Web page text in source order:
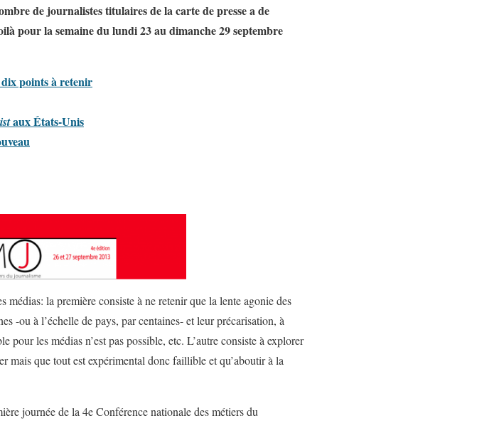
de journalistes titulaires de la carte de presse a de
pour la semaine du lundi 23 au dimanche 29 septembre
points à retenir
aux États-Unis
la première consiste à ne retenir que la lente agonie des
-ou à l’échelle de pays, par centaines- et leur précarisation, à
les médias n’est pas possible, etc. L’autre consiste à explorer
mais que tout est expérimental donc faillible et qu’aboutir à la
journée de la 4e Conférence nationale des métiers du